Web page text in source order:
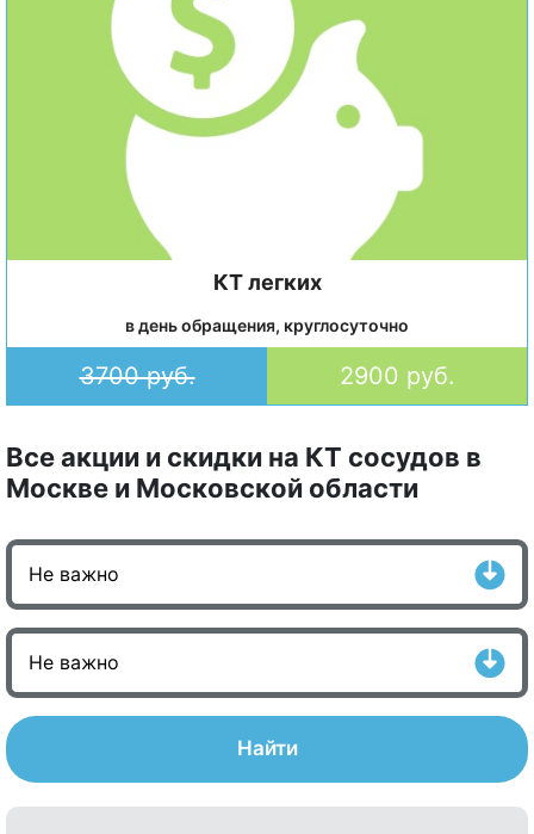
КТ легких
в день обращения, круглосуточно
3700 руб. 2900 руб.
Все акции и скидки на КТ сосудов в
Москве и Московской области
Найти